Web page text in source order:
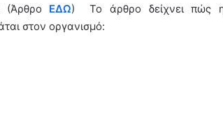
(Άρθρο ΕΔΩ) Το άρθρο δείχνει πώς η
στον οργανισμό: